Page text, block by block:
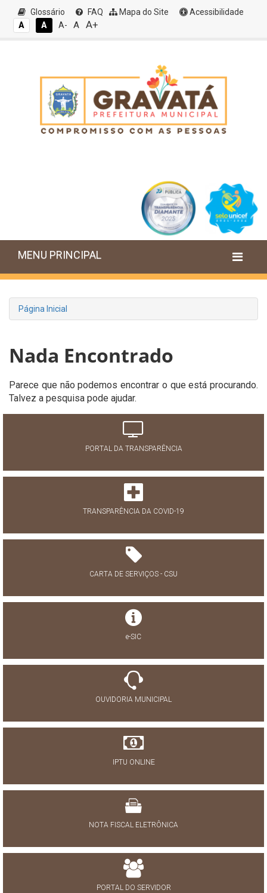
Glossário FAQ Mapa do Site
Acessibilidade
A
A A- A A+
MENU PRINCIPAL
Página Inicial
Nada Encontrado
Parece que não podemos encontrar o que está procurando.
Talvez a pesquisa pode ajudar.
PORTAL DA TRANSPARÊNCIA
TRANSPARÊNCIA DA COVID-19
CARTA DE SERVIÇOS - CSU
e-SIC
OUVIDORIA MUNICIPAL
IPTU ONLINE
NOTA FISCAL ELETRÔNICA
PORTAL DO SERVIDOR